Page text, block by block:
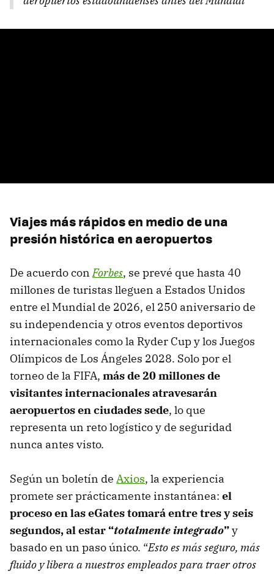
Viajes más rápidos en medio de una
presión histórica en aeropuertos
De acuerdo conForbes, se prevé que hasta 40
millones de turistas lleguen a Estados Unidos
entre el Mundial de 2026, el 250 aniversario de
su independencia y otros eventos deportivos
internacionales como la Ryder Cup y los Juegos
Olímpicos de Los Ángeles 2028. Solo por el
torneo de la FIFA, más de 20 millones de
visitantes internacionales atravesarán
aeropuertos en ciudades sede, lo que
representa un reto logístico y de seguridad
nunca antes visto.
Según un boletín de Axios, la experiencia
promete ser prácticamente instantánea: el
proceso en las eGates tomará entre tres y seis
segundos, al estar “totalmente integrado”y
basado en un paso único. “Esto es más seguro, más
fluido y libera a nuestros empleados para traer otros